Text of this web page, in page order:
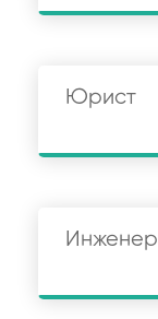
Юрист
Инженер